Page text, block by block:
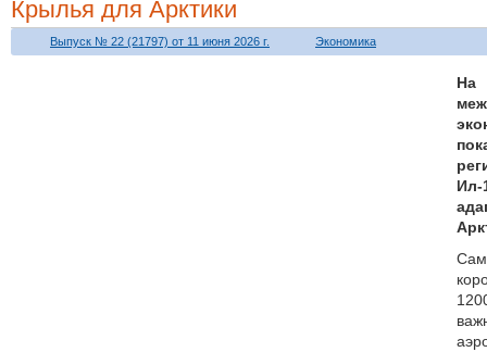
Крылья для Арктики
Выпуск № 22 (21797) от 11 июня 2026 г. Экономика